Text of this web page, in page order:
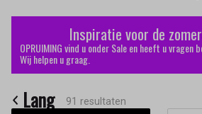
Lang
Keskusta
Inspiratie voor de
OPRUIMING vind u onder Sale en heeft u
Wij helpen u graag.
Lang 91 resultaten